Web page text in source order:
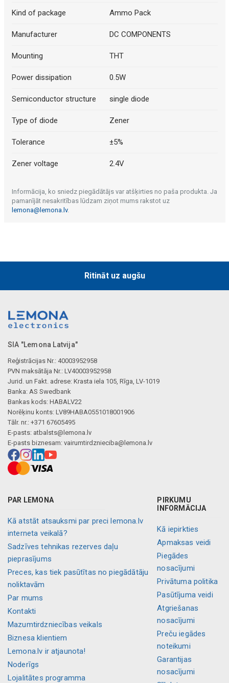
Kind of package Ammo Pack
Manufacturer DC COMPONENTS
Mounting THT
Power dissipation 0.5W
Semiconductor structure single diode
Type of diode Zener
Tolerance ±5%
Zener voltage 2.4V
Informācija, ko sniedz piegādātājs var atšķirties no paša produkta. Ja
pamanījāt nesakritības lūdzam ziņot mums rakstot uz
lemona@lemona.lv.
Ritināt uz augšu
SIA "Lemona Latvija"
Reģistrācijas Nr.: 40003952958
PVN maksātāja Nr.: LV40003952958
Jurid. un Fakt. adrese: Krasta iela 105, Rīga, LV-1019
Banka: AS Swedbank
Bankas kods: HABALV22
Norēķinu konts: LV89HABA0551018001906
Tālr. nr.: +371 67605495
E-pasts: atbalsts@lemona.lv
E-pasts biznesam: vairumtirdznieciba@lemona.lv
PAR LEMONA
Kā atstāt atsauksmi par preci lemona.lv
interneta veikalā?
Sadzīves tehnikas rezerves daļu
pieprasījums
Preces, kas tiek pasūtītas no piegādātāju
noliktavām
Par mums
Kontakti
Mazumtirdzniecības veikals
Biznesa klientiem
Lemona.lv ir atjaunota!
Noderīgs
Lojalitātes programma
PIRKUMU
INFORMĀCIJA
Kā iepirkties
Apmaksas veidi
Piegādes
nosacījumi
Privātuma politika
Pasūtījuma veidi
Atgriešanas
nosacījumi
Preču iegādes
noteikumi
Garantijas
nosacījumi